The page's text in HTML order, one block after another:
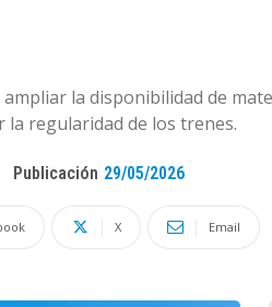
la disponibilidad de
regularidad de los trenes.
Publicación 29/05/2026
X Email